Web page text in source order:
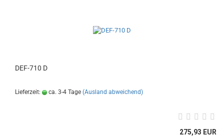
DEF-710 D
Lieferzeit: ca. 3-4 Tage (Ausland abweichend)
275,93 EUR